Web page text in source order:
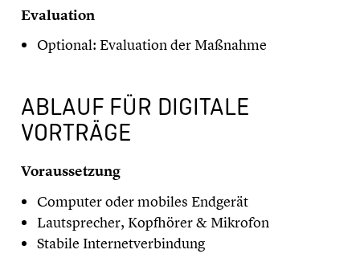
​Evaluation
Optional: Evaluation der Maßnahme
ABLAUF FÜR DIGITALE
VORTRÄGE
Voraussetzung
Computer oder mobiles Endgerät
Lautsprecher, Kopfhörer & Mikrofon
Stabile Internetverbindung